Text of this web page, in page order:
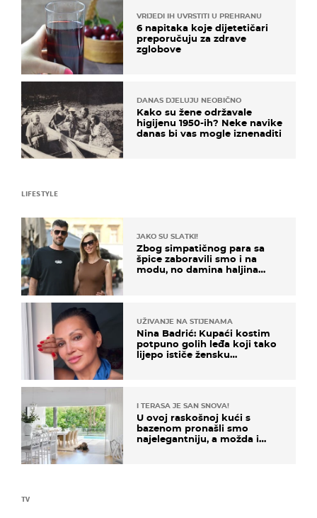
VRIJEDI IH UVRSTITI U PREHRANU
6 napitaka koje dijetetičari
preporučuju za zdrave
zglobove
DANAS DJELUJU NEOBIČNO
Kako su žene održavale
higijenu 1950-ih? Neke navike
danas bi vas mogle iznenaditi
TV
LIFESTYLE
JAKO SU SLATKI!
Zbog simpatičnog para sa
špice zaboravili smo i na
modu, no damina haljina
UŽIVANJE NA STIJENAMA
Nina Badrić: Kupaći kostim
potpuno golih leđa koji tako
lijepo ističe žensku
I TERASA JE SAN SNOVA!
U ovoj raskošnoj kući s
bazenom pronašli smo
najelegantniju, a možda i